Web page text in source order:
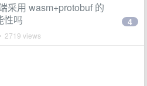
采用 wasm+protobuf 的
性吗
2719 views
4